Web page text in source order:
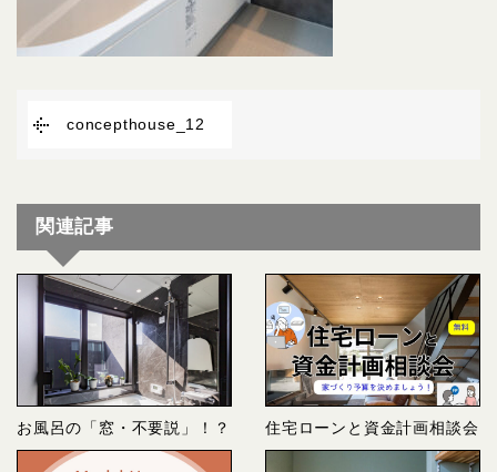
concepthouse_12
関連記事
お風呂の「窓・不要説」！？ 住宅ローンと資金計画相談会